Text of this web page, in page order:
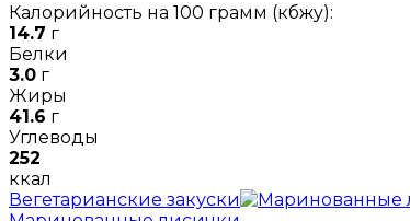
Калорийность на 100 грамм (кбжу):
14.7 г
Белки
3.0 г
Жиры
41.6 г
Углеводы
252
ккал
Вегетарианские закуски